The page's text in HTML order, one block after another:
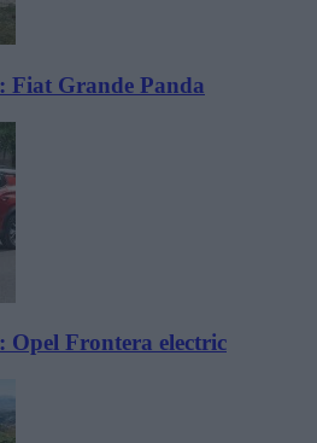
Fiat Grande Panda
Opel Frontera electric